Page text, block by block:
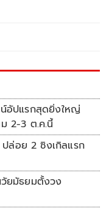
อัปแรกสุดยิ่งใหญ่
ม 2-3 ต.ค.นี้
ล่อย 2 ซิงเกิลแรก
ยมัธยมตั้งวง